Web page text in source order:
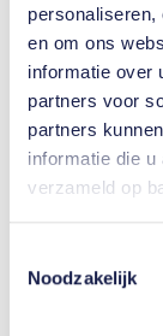
en om ons
informatie over
partners voor
partners
informatie die
verzameld op
Noodzakelijk